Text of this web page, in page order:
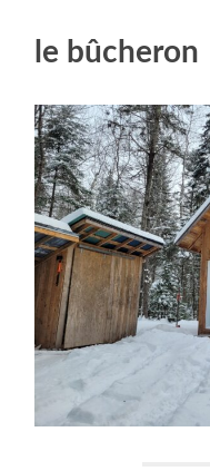
le bûcheron